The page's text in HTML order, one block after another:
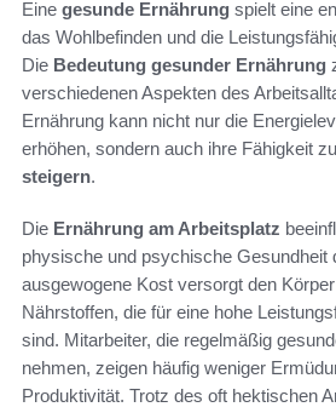
Eine gesunde Ernährung spielt eine
das Wohlbefinden und die
Die Bedeutung gesunder Ernährung
verschiedenen Aspekten des
Ernährung kann nicht nur die
erhöhen, sondern auch ihre Fähigkeit
steigern.
Die Ernährung am Arbeitsplatz
physische und psychische Gesundheit
ausgewogene Kost versorgt den
Nährstoffen, die für eine hohe
sind. Mitarbeiter, die regelmäßig
nehmen, zeigen häufig weniger
Produktivität. Trotz des oft hektischen